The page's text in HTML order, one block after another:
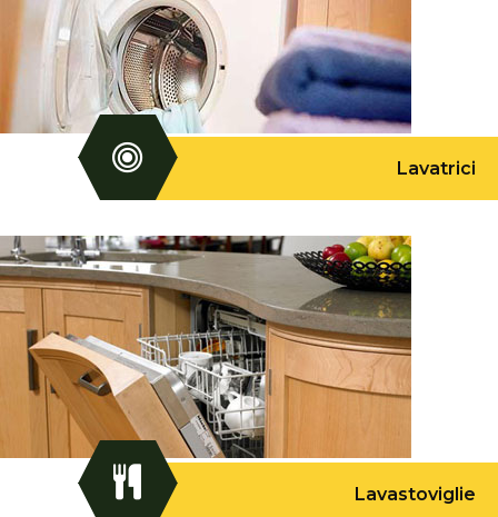
Lavatrici
Lavastoviglie